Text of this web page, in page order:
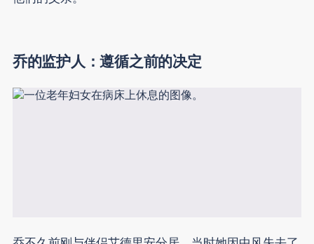
乔的监护人：遵循之前的决定